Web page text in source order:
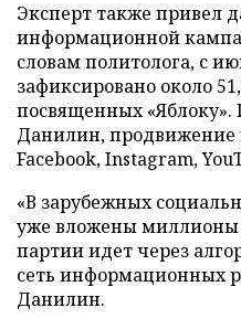
Эксперт также привел
информационной
словам политолога, с
зафиксировано около
посвященных «Яблоку».
Данилин, продвижение
Facebook, Instagram,
«В зарубежных
уже вложены миллионы
партии идет через
сеть информационных
Данилин.